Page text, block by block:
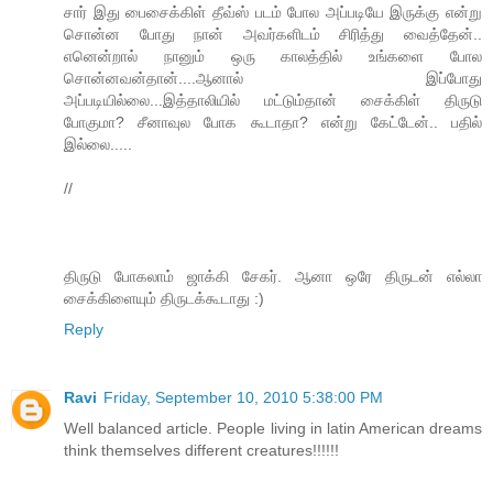
சார் இது பைசைக்கிள் தீவ்ஸ் படம் போல அப்படியே இருக்கு என்று
சொன்ன போது நான் அவர்களிடம் சிரித்து வைத்தேன்..
எனென்றால் நானும் ஒரு காலத்தில் உங்களை போல
சொன்னவன்தான்....ஆனால் இப்போது
அப்படியில்லை...இத்தாலியில் மட்டும்தான் சைக்கிள் திருடு
போகுமா? சீனாவுல போக கூடாதா? என்று கேட்டேன்.. பதில்
இல்லை.....
//
திருடு போகலாம் ஜாக்கி சேகர். ஆனா ஒரே திருடன் எல்லா
சைக்கிளையும் திருடக்கூடாது :)
Reply
Ravi Friday, September 10, 2010 5:38:00 PM
Well balanced article. People living in latin American dreams
think themselves different creatures!!!!!!